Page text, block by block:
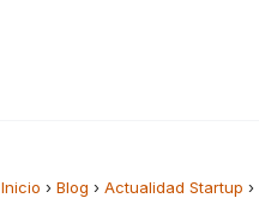
Inicio › Blog › Actualidad Startup ›